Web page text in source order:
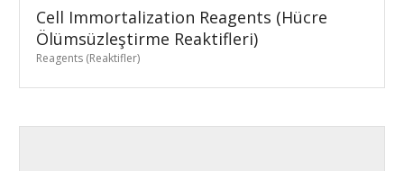
Cell Immortalization Reagents (Hücre
Ölümsüzleştirme Reaktifleri)
Reagents (Reaktifler)